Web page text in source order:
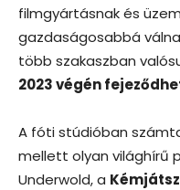
filmgyártásnak és
gazdaságosabbá
több szakaszban
2023 végén
A fóti stúdióban
mellett olyan világhírű
Underwold, a